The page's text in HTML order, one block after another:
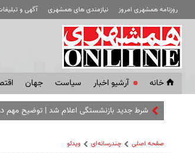
روزنامه همشهری امروز نیازمندی های همشهری آگهی و
خانه آرشیو اخبار سياست جهان
شرط جدید بازنشستگی اعلام شد | توضیح مهم
صفحه اصلی چندرسانه‌ای ویدئو